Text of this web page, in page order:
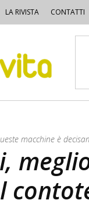
LA RIVISTA CONTATTI
macchine è